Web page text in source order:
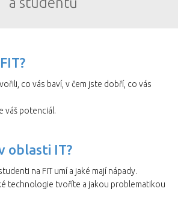
co vás baví, v čem jste dobří, co vás
váš potenciál.
oblasti IT?
na FIT umí a jaké mají nápady.
technologie tvoříte a jakou problematikou